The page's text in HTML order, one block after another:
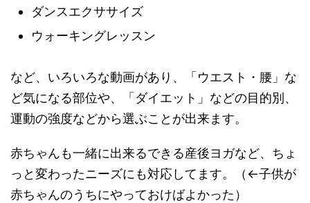
ダンスエクササイズ
ウォーキングレッスン
など、いろいろな動画があり、「ウエスト・腰」な
ど気になる部位や、「ダイエット」などの目的別、
運動の強度などから選ぶことが出来ます。
赤ちゃんも一緒に出来るできる産後ヨガなど、ちょ
っと変わったニーズにも対応してます。（←子供が
赤ちゃんのうちにやっておけばよかった）